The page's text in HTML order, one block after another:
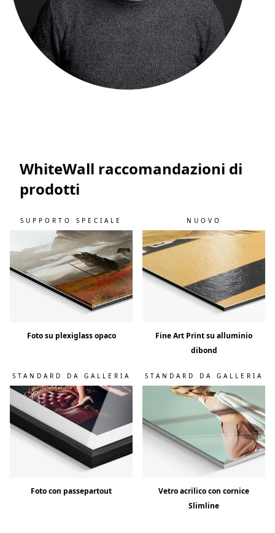
WhiteWall raccomandazioni di
prodotti
SUPPORTO SPECIALE
Foto su plexiglass opaco
NUOVO
Fine Art Print su alluminio
dibond
STANDARD DA GALLERIA
Foto con passepartout
STANDARD DA GALLERIA
Vetro acrilico con cornice
Slimline